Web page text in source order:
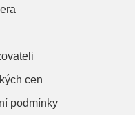
cen
podmínky